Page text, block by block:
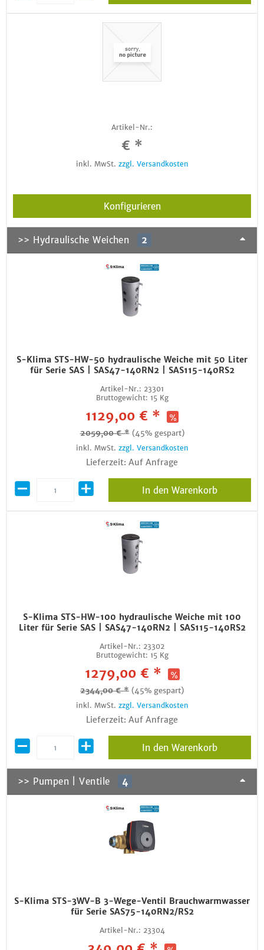
Artikel-Nr.:
€ *
inkl. MwSt. zzgl. Versandkosten
Konfigurieren
>> Hydraulische Weichen 2
S-Klima STS-HW-50 hydraulische Weiche mit 50 Liter
für Serie SAS | SAS47-140RN2 | SAS115-140RS2
Artikel-Nr.: 23301
Bruttogewicht: 15 Kg
1129,00 € *
2059,00 € * (45% gespart)
inkl. MwSt. zzgl. Versandkosten
Lieferzeit: Auf Anfrage
In den Warenkorb
S-Klima STS-HW-100 hydraulische Weiche mit 100
Liter für Serie SAS | SAS47-140RN2 | SAS115-140RS2
Artikel-Nr.: 23302
Bruttogewicht: 15 Kg
1279,00 € *
2344,00 € * (45% gespart)
inkl. MwSt. zzgl. Versandkosten
Lieferzeit: Auf Anfrage
In den Warenkorb
>> Pumpen | Ventile 4
S-Klima STS-3WV-B 3-Wege-Ventil Brauchwarmwasser
für Serie SAS75-140RN2/RS2
Artikel-Nr.: 23304